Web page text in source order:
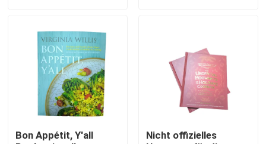
Fordern Sie ein Zitat
Kaffeetafelbuchdruckerei
Tarotkarten drucken
Bon Appétit, Y'all
Nicht offizielles